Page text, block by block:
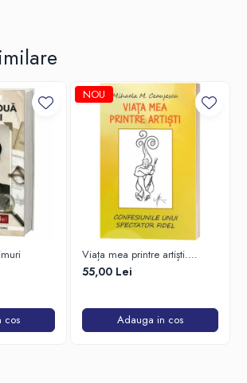
cos
NOU
Viața mea printre artiști.
Confesiunile unui spectator
fidel
55,00 Lei
Adauga in cos